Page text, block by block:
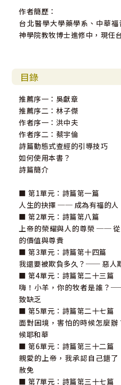
作者簡歷：
台北醫學大學藥學系、中華
神學院教牧博士進修中，現任
目錄
推薦序一：吳獻章
推薦序二：林子傑
作者序一：洪中夫
作者序二：蔡宇倫
詩篇動態式查經的引導技巧
如何使用本書？
詩篇簡介
■ 第1單元：詩篇第一篇
人生的抉擇 ── 成為有福的人
■ 第2單元：詩篇第八篇
上帝的榮耀與人的尊榮 ──
的價值與尊貴
■ 第3單元：詩篇第十四篇
我還要被欺負多久？── 惡人
■ 第4單元：詩篇第二十三篇
嗨！小羊，你的牧者是誰？
致缺乏
■ 第5單元：詩篇第二十七篇
面對困境，害怕的時候怎麼
候耶和華
■ 第6單元：詩篇第三十二篇
親愛的上帝，我承認自己錯
赦免
■ 第7單元：詩篇第三十七篇